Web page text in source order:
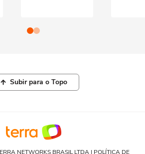
Subir para o Topo
NETWORKS BRASIL LTDA | POLÍTICA DE